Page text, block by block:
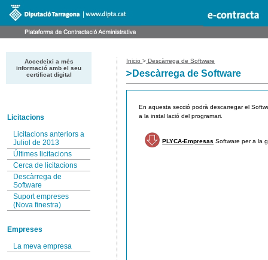
Accedeixi a més
informació amb el seu
certificat digital
Licitacions
Licitacions anteriors a
Juliol de 2013
Últimes licitacions
Cerca de licitacions
Descàrrega de
Software
Suport empreses
(Nova finestra)
Empreses
La meva empresa
Inicio> Descàrrega de Software
Descàrrega de Software
En aquesta secció podrà descarregar el
a la instal·lació del programari.
PLYCA-Empresas Software per a la